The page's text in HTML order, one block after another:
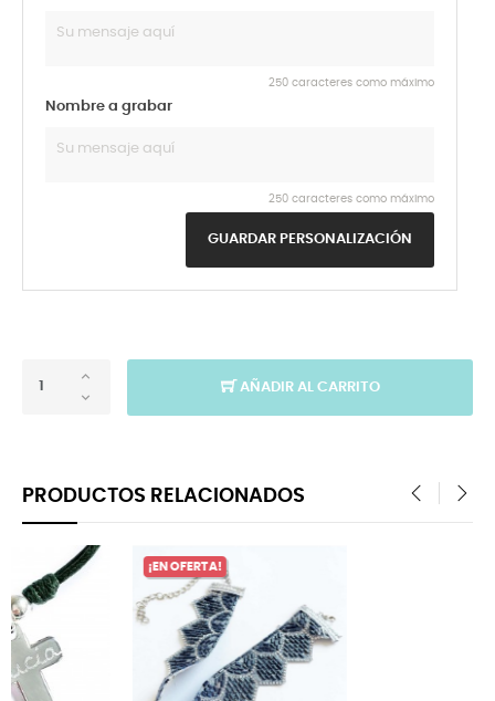
250 caracteres como máximo
Nombre a grabar
250 caracteres como máximo
GUARDAR PERSONALIZACIÓN
AÑADIR AL CARRITO
PRODUCTOS RELACIONADOS